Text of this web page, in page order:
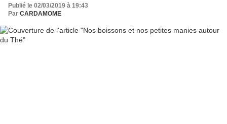
Publié le 02/03/2019 à 19:43
Par CARDAMOME